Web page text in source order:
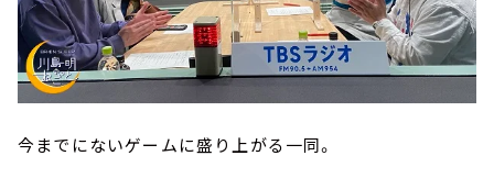
今までにないゲームに盛り上がる一同。